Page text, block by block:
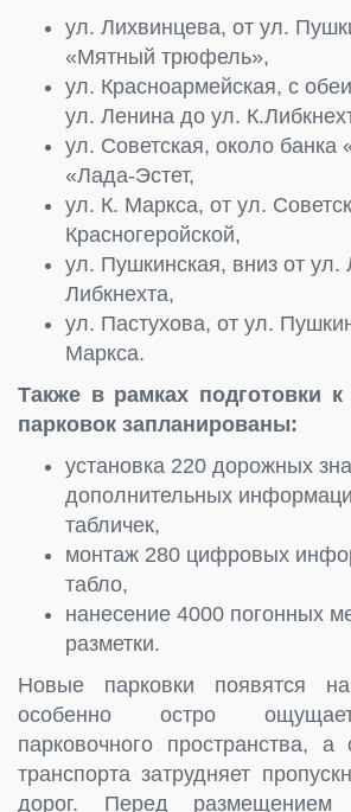
ул. Лихвинцева, от ул.
«Мятный трюфель»,
ул. Красноармейская, с
ул. Ленина до ул.
ул. Советская, около банка
«Лада-Эстет,
ул. К. Маркса, от ул.
Красногеройской,
ул. Пушкинская, вниз от ул.
Либкнехта,
ул. Пастухова, от ул.
Маркса.
Также в рамках подготовки
парковок запланированы:
установка 220 дорожных
дополнительных
табличек,
монтаж 280 цифровых
табло,
нанесение 4000 погонных
разметки.
Новые парковки появятся
особенно остро
парковочного пространства, а
транспорта затрудняет
дорог. Перед размещением